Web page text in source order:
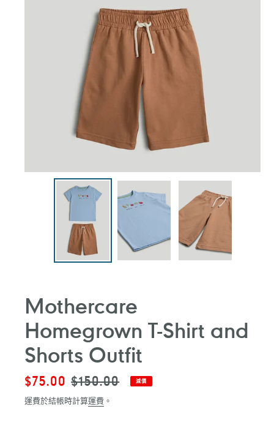
Mothercare
Homegrown T-Shirt and
Shorts Outfit
售
價
$75.00 定
價
$150.00 減價
運費於結帳時計算運費 。